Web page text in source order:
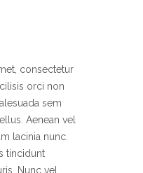
consectetur
orci non
sem
Aenean vel
lacinia nunc.
tincidunt
Nunc vel